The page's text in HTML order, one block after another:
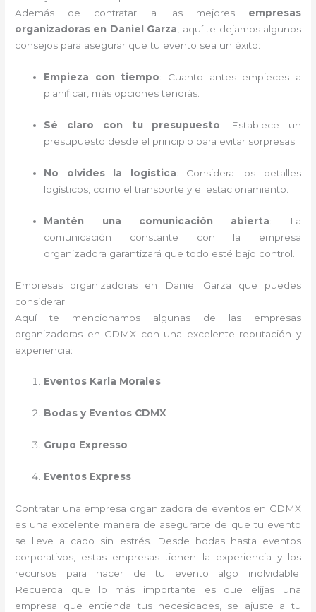
Además de contratar a las mejores empresas
organizadoras en Daniel Garza , aquí te dejamos algunos
consejos para asegurar que tu evento sea un éxito:
Empieza con tiempo: Cuanto antes empieces a
planificar, más opciones tendrás.
Sé claro con tu presupuesto: Establece un
presupuesto desde el principio para evitar sorpresas.
No olvides la logística: Considera los detalles
logísticos, como el transporte y el estacionamiento.
Mantén una comunicación abierta: La
comunicación constante con la empresa
organizadora garantizará que todo esté bajo control.
Empresas organizadoras en Daniel Garza que puedes
considerar
Aquí te mencionamos algunas de las empresas
organizadoras en CDMX con una excelente reputación y
experiencia:
Eventos Karla Morales
Bodas y Eventos CDMX
Grupo Expresso
Eventos Express
Contratar una empresa organizadora de eventos en CDMX
es una excelente manera de asegurarte de que tu evento
se lleve a cabo sin estrés. Desde bodas hasta eventos
corporativos, estas empresas tienen la experiencia y los
recursos para hacer de tu evento algo inolvidable.
Recuerda que lo más importante es que elijas una
empresa que entienda tus necesidades, se ajuste a tu